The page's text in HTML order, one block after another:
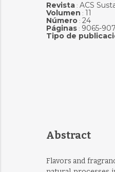
Revista: ACS
Volumen : 11
Número: 24
Páginas: 9065-
Tipo de
Abstract
Flavors and